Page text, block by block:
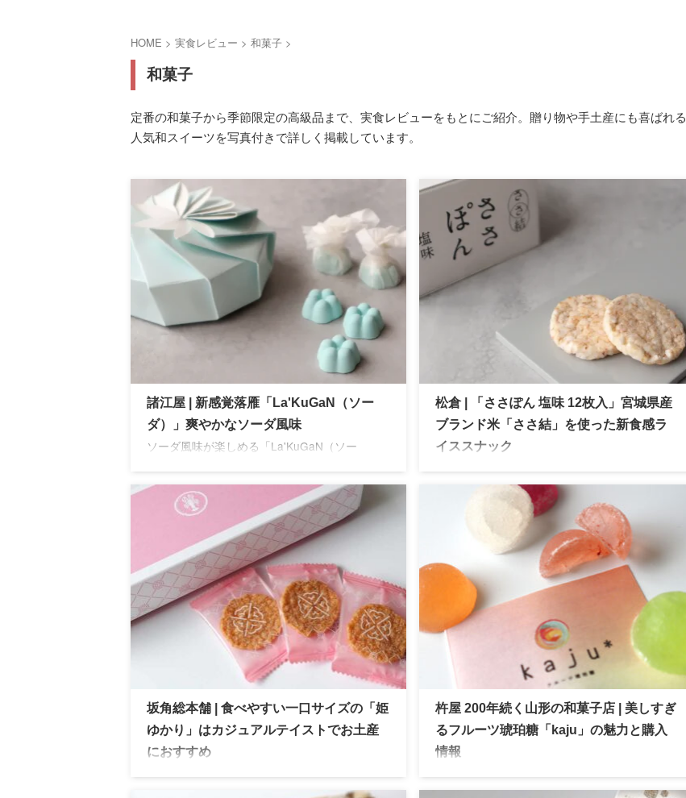
HOME > 実食レビュー > 和菓子 >
和菓子
定番の和菓子から季節限定の高級品まで、実食レビューをもとにご紹介。贈り物や手土産にも喜ばれる
人気和スイーツを写真付きで詳しく掲載しています。
諸江屋 | 新感覚落雁「La'KuGaN（ソー
ダ）」爽やかなソーダ風味
ソーダ風味が楽しめる「La'KuGaN（ソー
松倉 | 「ささぽん 塩味 12枚入」宮城県産
ブランド米「ささ結」を使った新食感ラ
イススナック
ー。宮城県大崎市産ブランド米「ささ結」を使
用した、軽やかな食感が魅力のライススナック
坂角総本舗 | 食べやすい一口サイズの「姫
ゆかり」はカジュアルテイストでお土産
におすすめ
た「姫ゆかり」を実食レビュー。天然海老の旨
杵屋 200年続く山形の和菓子店 | 美しすぎ
るフルーツ琥珀糖「kaju」の魅力と購入
情報
な見た目と果汁の美味しさがつまった「kaju」